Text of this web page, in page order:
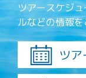
ツアースケジ
ルなどの情報を
ツ